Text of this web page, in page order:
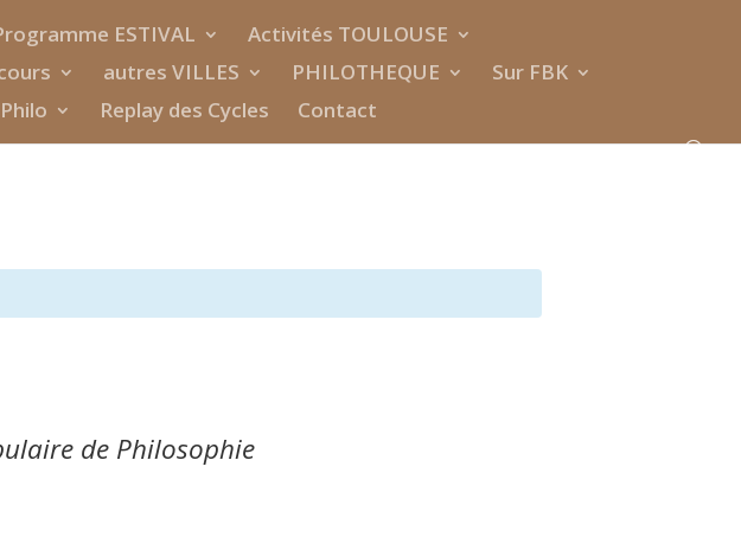
ESTIVAL
Activités TOULOUSE
autres VILLES PHILOTHEQUE
Sur FBK
Replay des Cycles Contact
de Philosophie